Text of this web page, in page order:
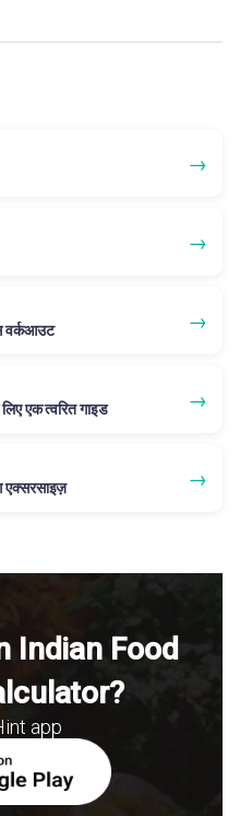
→
→
वर्कआउट →
एक त्वरित गाइड →
एक्सरसाइज़ →
Indian Food
app